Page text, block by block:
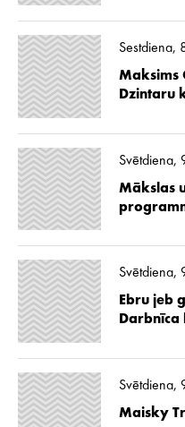
Sestdiena,
Maksims
Dzintaru
Svētdiena,
Mākslas
Svētdiena,
Ebru jeb
Darbnīca
Svētdiena,
Maisky